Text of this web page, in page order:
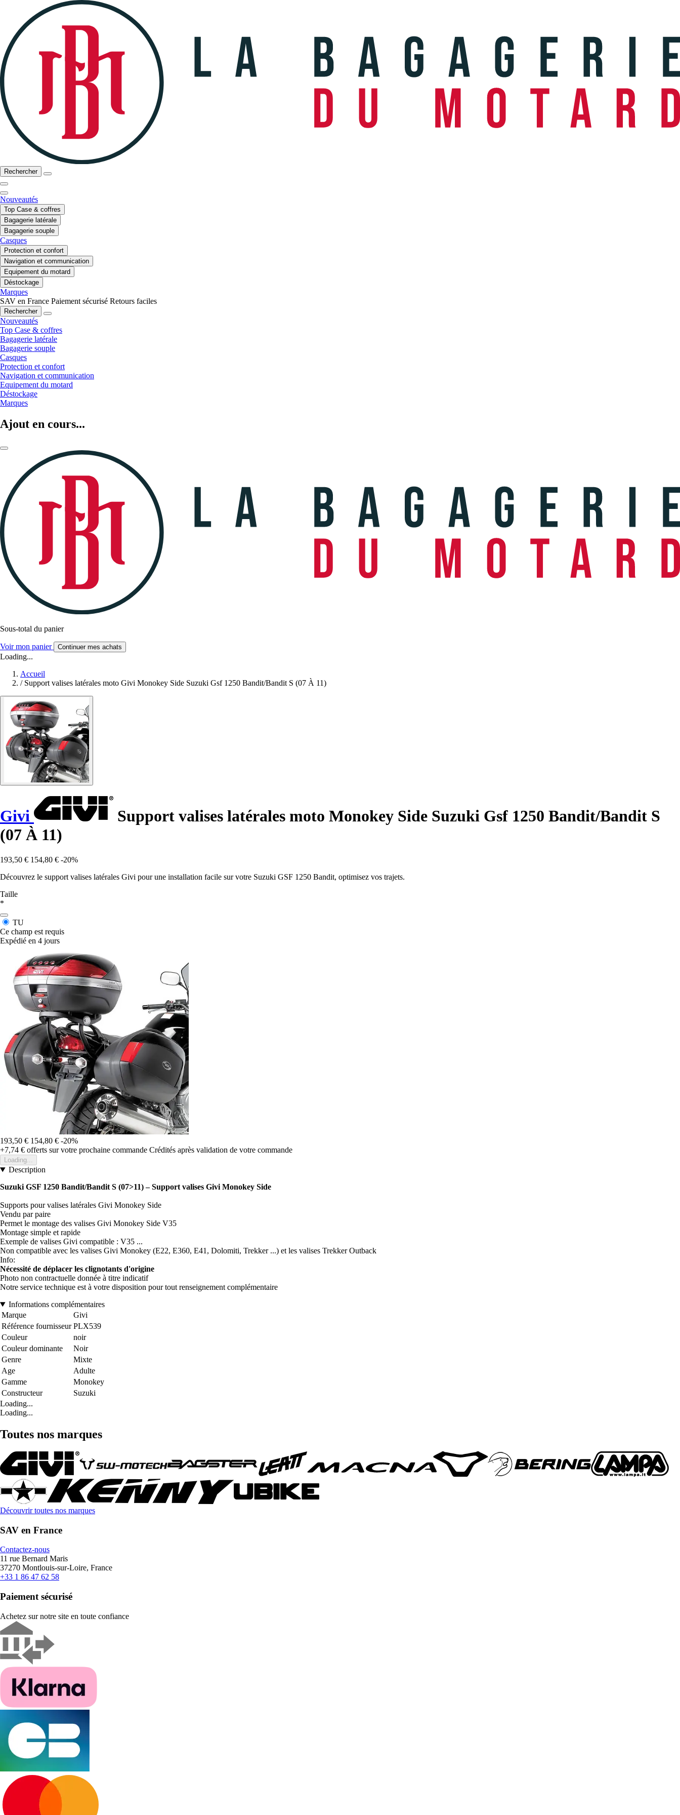
Rechercher
Nouveautés
Top Case & coffres
Bagagerie latérale
Bagagerie souple
Casques
Protection et confort
Navigation et communication
Equipement du motard
Déstockage
Marques
SAV en France Paiement sécurisé Retours faciles
Rechercher
Nouveautés
Top Case & coffres
Bagagerie latérale
Bagagerie souple
Casques
Protection et confort
Navigation et communication
Equipement du motard
Déstockage
Marques
Ajout en cours...
Sous-total du panier
Voir mon panier Continuer mes achats
Loading...
Accueil
/ Support valises latérales moto Givi Monokey Side Suzuki Gsf 1250 Bandit/Bandit S (07 À 11)
Givi
Support valises latérales moto Monokey Side Suzuki Gsf 1250 Bandit/Bandit S
(07 À 11)
193,50 € 154,80 € -20%
Découvrez le support valises latérales Givi pour une installation facile sur votre Suzuki GSF 1250 Bandit, optimisez vos trajets.
Taille
*
TU
Ce champ est requis
Expédié en 4 jours
193,50 € 154,80 € -20%
+7,74 € offerts sur votre prochaine commande Crédités après validation de votre commande
Loading...
Description
Suzuki GSF 1250 Bandit/Bandit S (07>11) – Support valises Givi Monokey Side
Supports pour valises latérales Givi Monokey Side
Vendu par paire
Permet le montage des valises Givi Monokey Side V35
Montage simple et rapide
Exemple de valises Givi compatible : V35 ...
Non compatible avec les valises Givi Monokey (E22, E360, E41, Dolomiti, Trekker ...) et les valises Trekker Outback
Info:
Nécessité de déplacer les clignotants d'origine
Photo non contractuelle donnée à titre indicatif
Notre service technique est à votre disposition pour tout renseignement complémentaire
Informations complémentaires
Marque
Givi
Référence fournisseur PLX539
Couleur
noir
Couleur dominante
Noir
Genre
Mixte
Age
Adulte
Gamme
Monokey
Constructeur
Suzuki
Loading...
Loading...
Toutes nos marques
Découvrir toutes nos marques
SAV en France
Contactez-nous
11 rue Bernard Maris
37270 Montlouis-sur-Loire, France
+33 1 86 47 62 58
Paiement sécurisé
Achetez sur notre site en toute confiance